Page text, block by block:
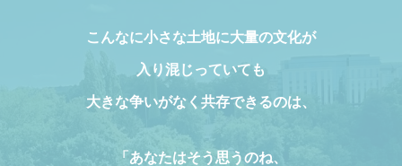
こんなに小さな土地に大量の文化が
入り混じっていても
大きな争いがなく共存できるのは、
「あなたはそう思うのね、